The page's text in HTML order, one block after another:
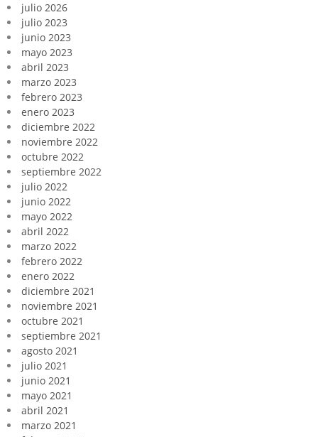
julio 2026
julio 2023
junio 2023
mayo 2023
abril 2023
marzo 2023
febrero 2023
enero 2023
diciembre 2022
noviembre 2022
octubre 2022
septiembre 2022
julio 2022
junio 2022
mayo 2022
abril 2022
marzo 2022
febrero 2022
enero 2022
diciembre 2021
noviembre 2021
octubre 2021
septiembre 2021
agosto 2021
julio 2021
junio 2021
mayo 2021
abril 2021
marzo 2021